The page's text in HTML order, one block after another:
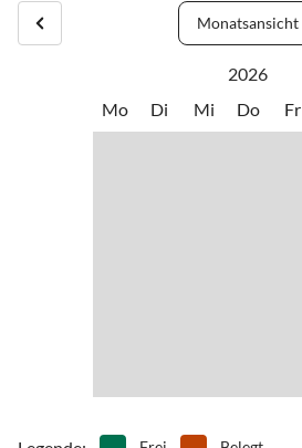
einen genauen RoutenplanMonatsansicht
2026
Mo
Di Mi Do Fr